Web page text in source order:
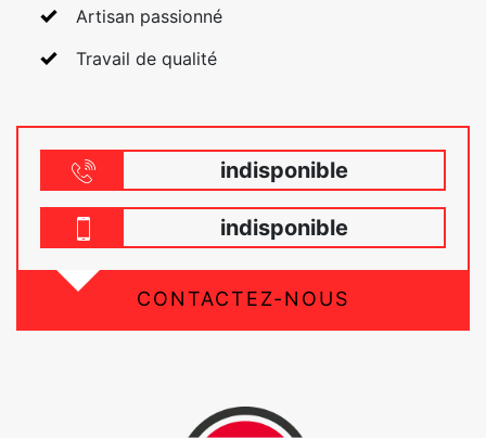
Artisan passionné
Travail de qualité
indisponible
indisponible
CONTACTEZ-NOUS